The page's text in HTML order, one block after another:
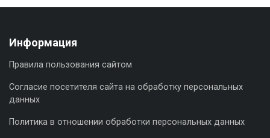
Информация
Правила пользования сайтом
Согласие посетителя сайта на обработку персональных
данных
Политика в отношении обработки персональных данных